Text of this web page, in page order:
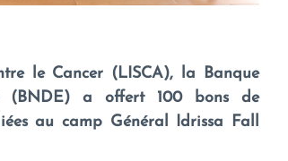
le Cancer (LISCA), la Banque
(BNDE) a offert 100 bons de
au camp Général Idrissa Fall